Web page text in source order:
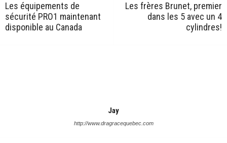
Les équipements de
sécurité PRO1 maintenant
disponible au Canada
Les frères Brunet, premier
dans les 5 avec un 4
cylindres!
Jay
http://www.dragracequebec.com